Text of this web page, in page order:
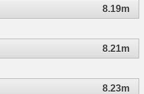
8.19m
8.21m
8.23m